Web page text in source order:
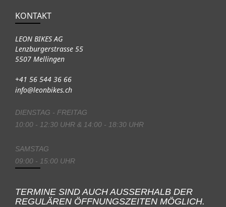
KONTAKT
LEON BIKES AG
Lenzburgerstrasse 55
5507 Mellingen
+41 56 544 36 66
info@leonbikes.ch
DIENSTAG - FREITAG
10:00 - 12:30 UHR & 14:00 - 18:30 UHR
SAMSTAG
09:00 - 15:00 UHR
TERMINE SIND AUCH AUSSERHALB DER
REGULÄREN ÖFFNUNGSZEITEN MÖGLICH.